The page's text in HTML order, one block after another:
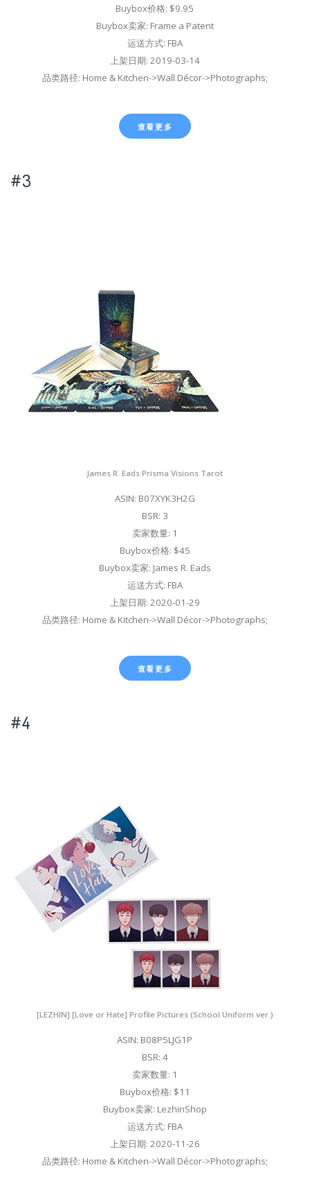
Buybox价格: $9.95
Buybox卖家: Frame a Patent
运送方式: FBA
上架日期: 2019-03-14
品类路径: Home & Kitchen->Wall Décor->Photographs;
查看更多
#3
James R. Eads Prisma Visions Tarot
ASIN: B07XYK3H2G
BSR: 3
卖家数量: 1
Buybox价格: $45
Buybox卖家: James R. Eads
运送方式: FBA
上架日期: 2020-01-29
品类路径: Home & Kitchen->Wall Décor->Photographs;
查看更多
#4
[LEZHIN] [Love or Hate] Profile Pictures (School Uniform ver.)
ASIN: B08P5LJG1P
BSR: 4
卖家数量: 1
Buybox价格: $11
Buybox卖家: LezhinShop
运送方式: FBA
上架日期: 2020-11-26
品类路径: Home & Kitchen->Wall Décor->Photographs;